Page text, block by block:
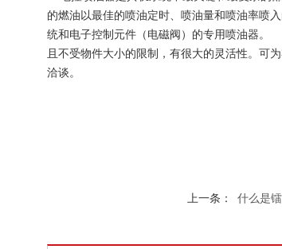
的燃油以最佳的喷油定时、喷油量和喷油率喷
统和电子控制元件（电磁阀）的专用喷油器。
且不受物件大小的限制，有很大的灵活性。可
洽谈。
上一条： 什么是